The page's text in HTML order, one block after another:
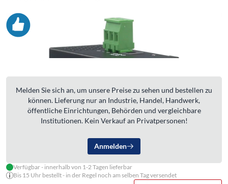
Melden Sie sich an, um unsere Preise zu sehen und bestellen zu
können. Lieferung nur an Industrie, Handel, Handwerk,
öffentliche Einrichtungen, Behörden und vergleichbare
Institutionen. Kein Verkauf an Privatpersonen!
Anmelden
Verfügbar - innerhalb von 1-2 Tagen lieferbar
Bis 15 Uhr bestellt - in der Regel noch am selben Tag versendet